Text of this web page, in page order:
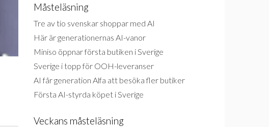
Måsteläsning
Tre av tio svenskar shoppar med AI
Här är generationernas AI-vanor
Miniso öppnar första butiken i Sverige
Sverige i topp för OOH-leveranser
AI får generation Alfa att besöka fler butiker
Första AI-styrda köpet i Sverige
Veckans måsteläsning